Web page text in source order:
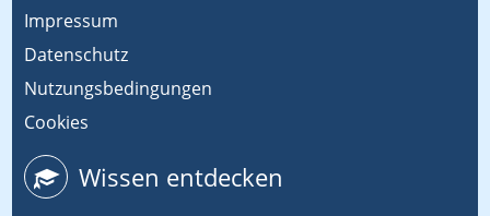
Impressum
Datenschutz
Nutzungsbedingungen
Cookies
Wissen entdecken